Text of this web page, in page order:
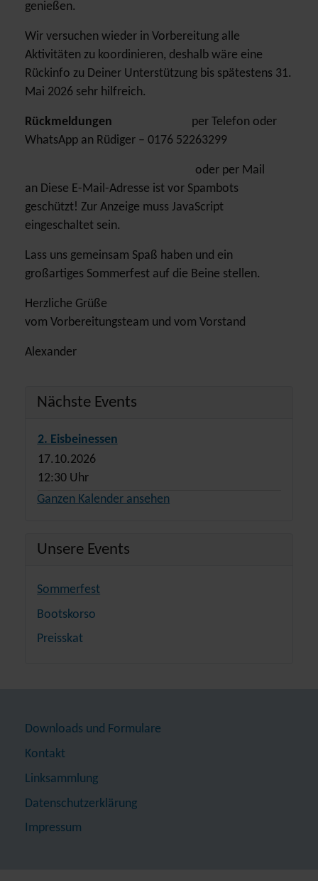
Nächste Events
2. Eisbeinessen
17.10.2026
12:30 Uhr
Ganzen Kalender ansehen
Unsere Events
Sommerfest
Bootskorso
Preisskat
genießen.
Wir versuchen wieder in Vorbereitung alle
Aktivitäten zu koordinieren, deshalb wäre eine
Rückinfo zu Deiner Unterstützung bis spätestens 31.
Mai 2026 sehr hilfreich.
Rückmeldungen per Telefon oder
WhatsApp an Rüdiger – 0176 52263299
oder per Mail
an Diese E-Mail-Adresse ist vor Spambots
geschützt! Zur Anzeige muss JavaScript
eingeschaltet sein.
Lass uns gemeinsam Spaß haben und ein
großartiges Sommerfest auf die Beine stellen.
Herzliche Grüße
vom Vorbereitungsteam und vom Vorstand
Alexander
Downloads und Formulare
Kontakt
Linksammlung
Datenschutzerklärung
Impressum